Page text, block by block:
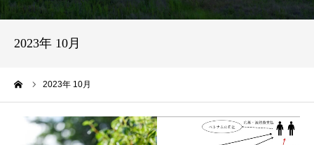
2023年 10月
2023年 10月